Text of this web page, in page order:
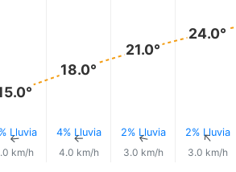
Lluvia
↑
km/h
18.0°
4% Lluvia
↑
4.0 km/h
21.0°
2% Lluvia
↑
3.0 km/h
24.0°
2% Lluvia
↑
3.0 km/h